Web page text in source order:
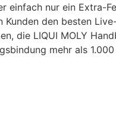
einfach nur ein Extra-
den besten
die LIQUI MOLY
mehr als